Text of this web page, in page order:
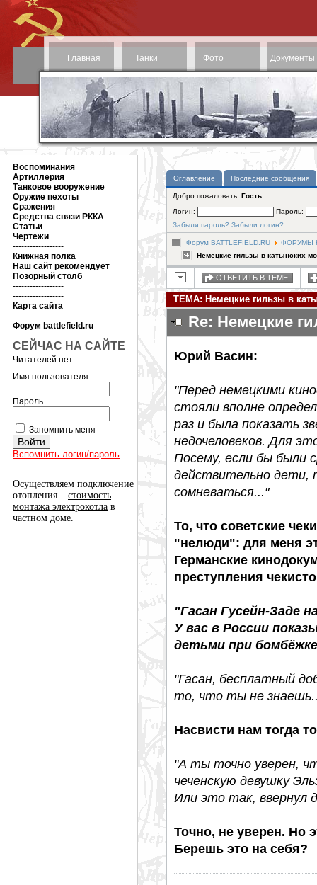
Главная Танки Фото Документы
Воспоминания
Артиллерия
Танковое вооружение
Оружие пехоты
Сражения
Средства связи РККА
Статьи
Чертежи
------------------
Книжная полка
Наш сайт рекомендует
Позорный столб
------------------
------------------
Карта сайта
------------------
Форум battlefield.ru
СЕЙЧАС НА САЙТЕ
Читателей нет
Имя пользователя
Пароль
Запомнить меня
Вспомнить логин/пароль
Осуществляем подключение
отопления – стоимость
монтажа электрокотла в
частном доме.
Оглавление Последние сообщения
Добро пожаловать, Гость
Логин:
Пароль:
Забыли пароль? Забыли логин?
Форум BATTLEFIELD.RU
ФОРУМЫ
Немецкие гильзы в катынских
ОТВЕТИТЬ В ТЕМЕ
ТЕМА: Немецкие гильзы в
Re: Немецкие
Юрий Васин:
"Перед немецкими
стояли вполне
раз и была показать
недочеловеков. Для
Посему, если бы были
действительно дети,
сомневаться..."
То, что советские
"нелюди": для меня
Германские
преступления
"Гасан Гусейн-Заде
У вас в России
детьми при
"Гасан, бесплатный
то, что ты не
Насвисти нам тогда
"А ты точно уверен,
чеченскую девушку
Или это так, ввернул
Точно, не уверен. Но
Берешь это на себя?